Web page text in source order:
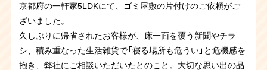
京都府の一軒家5LDKにて、ゴミ屋敷の片付けのご依頼がご
ざいました。
久しぶりに帰省されたお客様が、床一面を覆う新聞やチラ
シ、積み重なった生活雑貨で「寝る場所も危うい」と危機感を
抱き、弊社にご相談いただいたとのこと。大切な思い出の品
解体に伴い、お部屋のお片付けのご依頼を承りました。長年
お住まいになられていた各お部屋はゴミが大量に蓄積されて
おりました。必要品と不用品の仕分けをし、不用品を回収さ
ワンルーム汚部屋片付けのご依頼です。コンビニ弁当の容器
やペットボトルが大量にあり仕分けが非常に大変でした。ノ
ートパソコンなど必要なものもあったため、慎重に仕分けを
しながら１日がかりの作業になりました。残すものはお客様
にお渡しして無事に作業終了です。
京都の一軒家4DKにて、ゴミ屋敷の片付けのご依頼がござい
ました。
久しぶりにご実家へ帰省されたご依頼主様が、床が見えない
ほど積み重なった荷物に驚かれ、ご相談くださいました。 カ
ビが生じていた大型家具や長年の不用品を一斉に回収し、数
京都府のお客さまより、ゴミ屋敷で孤独死されたというご依
頼を受け、片付けに伴い遺品整理と特殊清掃を承りました。
お部屋を片付けたいとずっと思っていたが中々踏ん切りがつ
かなかったお客様から今回決意を固めたとのことでご連絡を
お客様からゴミ屋敷片付けのご依頼です。マンション3LDK
の間取りで足の踏み場がない量でした。各部屋にスタッフ分
かれて効率よく作業を進めていきます。お客様から残して
（探して）ほしいモノのリストをいただいていましたので探索
しながらの作業です。２日に分けての作業となり、無事に探
音信普通になってしまったご子息様のお部屋を片してほしい
とのご依頼でした。お部屋はトイレまでゴミ屋敷の状態でペ
ットボトルが山積みになり、たばこの吸い殻が大量にありま
したので火事の危険性を感じたお部屋でした。スタッフ4名
の6時間程で全ての作業が完了しました。
全く片付けられないので一緒に片付けを手伝ってほしいとお
客様よりご依頼をいただきました。部屋は服や新聞紙などリ
サイクルできるものが溢れかえっていました。リサイクル資
源はしっかりと分別すること処分費用を抑えることができま
す。お客様と一緒に確認しながらの作業でお客様は進んで処
お部屋にゴミが蓄積している状態のため片付けてほしいとの
ご依頼を頂きました。足の踏み場がなく生活用品の廃棄物や